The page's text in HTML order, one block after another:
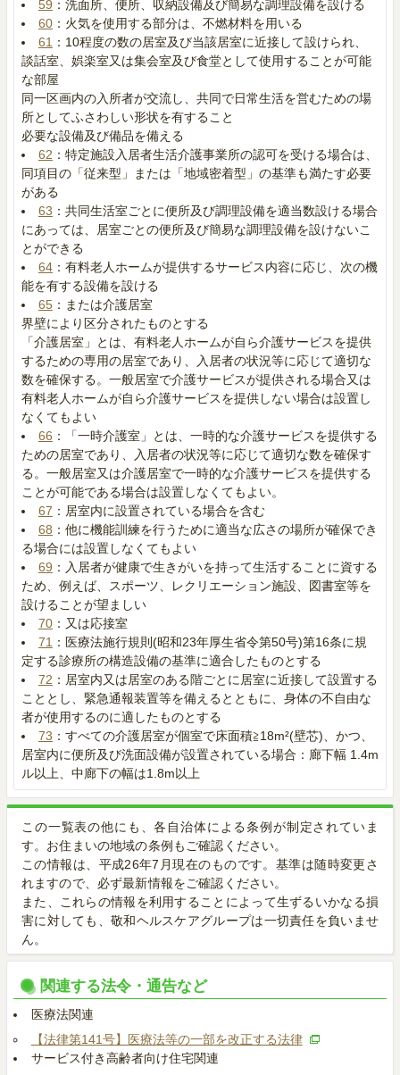
59 ：洗面所、便所、収納設備及び簡易な調理設備を設ける
60：火気を使用する部分は、不燃材料を用いる
61 ：10程度の数の居室及び当該居室に近接して設けられ、
談話室、娯楽室又は集会室及び食堂として使用することが可能
な部屋
同一区画内の入所者が交流し、共同で日常生活を営むための場
所としてふさわしい形状を有すること
必要な設備及び備品を備える
62 ：特定施設入居者生活介護事業所の認可を受ける場合は、
同項目の「従来型」または「地域密着型」の基準も満たす必要
がある
63 ：共同生活室ごとに便所及び調理設備を適当数設ける場合
にあっては、居室ごとの便所及び簡易な調理設備を設けないこ
とができる
64：有料老人ホームが提供するサービス内容に応じ、次の機
能を有する設備を設ける
65：または介護居室
界壁により区分されたものとする
「介護居室」とは、有料老人ホームが自ら介護サービスを提供
するための専用の居室であり、入居者の状況等に応じて適切な
数を確保する。一般居室で介護サービスが提供される場合又は
有料老人ホームが自ら介護サービスを提供しない場合は設置し
なくてもよい
66 ：「一時介護室」とは、一時的な介護サービスを提供する
ための居室であり、入居者の状況等に応じて適切な数を確保す
る。一般居室又は介護居室で一時的な介護サービスを提供する
ことが可能である場合は設置しなくてもよい。
67 ：居室内に設置されている場合を含む
68 ：他に機能訓練を行うために適当な広さの場所が確保でき
る場合には設置しなくてもよい
69 ：入居者が健康で生きがいを持って生活することに資する
ため、例えば、スポーツ、レクリエーション施設、図書室等を
設けることが望ましい
70：又は応接室
71 ：医療法施行規則(昭和23年厚生省令第50号)第16条に規
定する診療所の構造設備の基準に適合したものとする
72 ：居室内又は居室のある階ごとに居室に近接して設置する
こととし、緊急通報装置等を備えるとともに、身体の不自由な
者が使用するのに適したものとする
73 ：すべての介護居室が個室で床面積≧18m²(壁芯)、かつ、
居室内に便所及び洗面設備が設置されている場合：廊下幅 1.4m
ル以上、中廊下の幅は1.8m以上
この一覧表の他にも、各自治体による条例が制定されていま
す。お住まいの地域の条例もご確認ください。
この情報は、平成26年7月現在のものです。基準は随時変更さ
れますので、必ず最新情報をご確認ください。
また、これらの情報を利用することによって生ずるいかなる損
害に対しても、敬和ヘルスケアグループは一切責任を負いませ
ん。
関連する法令・通告など
医療法関連
【法律第141号】医療法等の一部を改正する法律
サービス付き高齢者向け住宅関連